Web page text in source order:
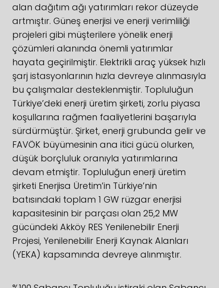
alan dağıtım ağı yatırımları rekor düzeyde
artmıştır. Güneş enerjisi ve enerji verimliliği
projeleri gibi müşterilere yönelik enerji
çözümleri alanında önemli yatırımlar
hayata geçirilmiştir. Elektrikli araç yüksek hızlı
şarj istasyonlarının hızla devreye alınmasıyla
bu çalışmalar desteklenmiştir. Topluluğun
Türkiye’deki enerji üretim şirketi, zorlu piyasa
koşullarına rağmen faaliyetlerini başarıyla
sürdürmüştür. Şirket, enerji grubunda gelir ve
FAVÖK büyümesinin ana itici gücü olurken,
düşük borçluluk oranıyla yatırımlarına
devam etmiştir. Topluluğun enerji üretim
şirketi Enerjisa Üretim’in Türkiye’nin
batısındaki toplam 1 GW rüzgar enerjisi
kapasitesinin bir parçası olan 25,2 MW
gücündeki Akköy RES Yenilenebilir Enerji
Projesi, Yenilenebilir Enerji Kaynak Alanları
(YEKA) kapsamında devreye alınmıştır.